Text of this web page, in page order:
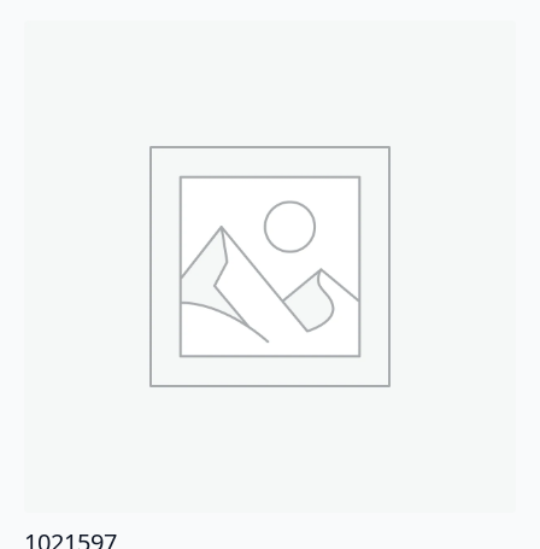
1021597